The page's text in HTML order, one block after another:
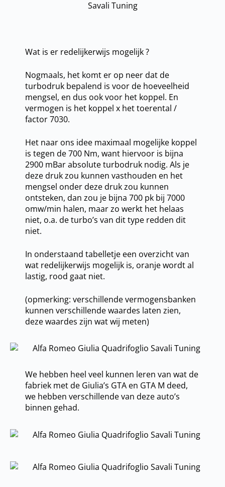
Wat is er redelijkerwijs mogelijk ?
Nogmaals, het komt er op neer dat de
turbodruk bepalend is voor de hoeveelheid
mengsel, en dus ook voor het koppel. En
vermogen is het koppel x het toerental /
factor 7030.
Het naar ons idee maximaal mogelijke koppel
is tegen de 700 Nm, want hiervoor is bijna
2900 mBar absolute turbodruk nodig. Als je
deze druk zou kunnen vasthouden en het
mengsel onder deze druk zou kunnen
ontsteken, dan zou je bijna 700 pk bij 7000
omw/min halen, maar zo werkt het helaas
niet, o.a. de turbo’s van dit type redden dit
niet.
In onderstaand tabelletje een overzicht van
wat redelijkerwijs mogelijk is, oranje wordt al
lastig, rood gaat niet.
(opmerking: verschillende vermogensbanken
kunnen verschillende waardes laten zien,
deze waardes zijn wat wij meten)
We hebben heel veel kunnen leren van wat de
fabriek met de Giulia’s GTA en GTA M deed,
we hebben verschillende van deze auto’s
binnen gehad.